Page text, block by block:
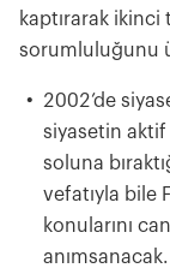
kaptırarak ikinci
sorumluluğunu
2002’de
siyasetin aktif
soluna
vefatıyla bile
konularını
anımsanacak.